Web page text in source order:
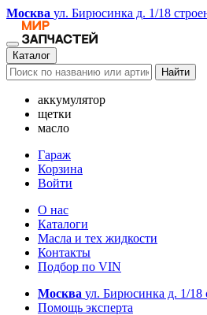
Москва ул. Бирюсинка д. 1/18
Каталог
Найти
аккумулятор
щетки
масло
Гараж
Корзина
Войти
О нас
Каталоги
Масла и тех жидкости
Контакты
Подбор по VIN
Москва ул. Бирюсинка д. 1/18
Помощь эксперта